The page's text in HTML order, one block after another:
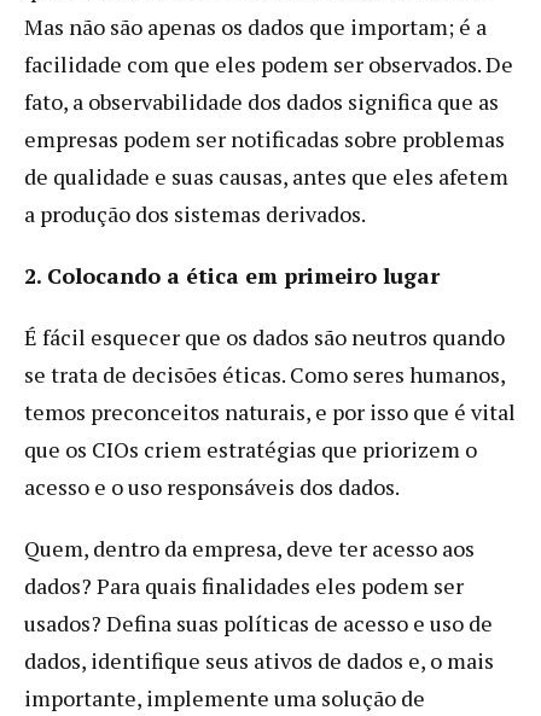
Mas não são apenas os dados que importam; é a
facilidade com que eles podem ser observados. De
fato, a observabilidade dos dados significa que as
empresas podem ser notificadas sobre problemas
de qualidade e suas causas, antes que eles afetem
a produção dos sistemas derivados.
2. Colocando a ética em primeiro lugar
É fácil esquecer que os dados são neutros quando
se trata de decisões éticas. Como seres humanos,
temos preconceitos naturais, e por isso que é vital
que os CIOs criem estratégias que priorizem o
acesso e o uso responsáveis dos dados.
Quem, dentro da empresa, deve ter acesso aos
dados? Para quais finalidades eles podem ser
usados? Defina suas políticas de acesso e uso de
dados, identifique seus ativos de dados e, o mais
importante, implemente uma solução de